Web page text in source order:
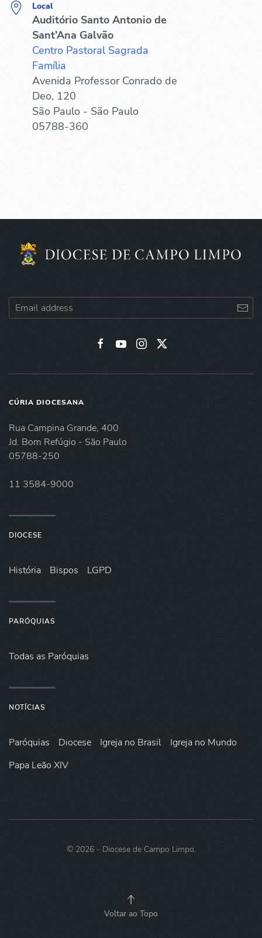
Local
Auditório Santo Antonio de
Sant’Ana Galvão
Centro Pastoral Sagrada
Família
Avenida Professor Conrado de
Deo, 120
São Paulo - São Paulo
05788-360
CÚRIA DIOCESANA
Rua Campina Grande, 400
Jd. Bom Refúgio - São Paulo
05788-250
11 3584-9000
DIOCESE
História Bispos LGPD
PARÓQUIAS
Todas as Paróquias
NOTÍCIAS
Paróquias Diocese Igreja no Brasil
Igreja no Mundo
Papa Leão XIV
© 2026- Diocese de Campo Limpo.
Voltar ao Topo